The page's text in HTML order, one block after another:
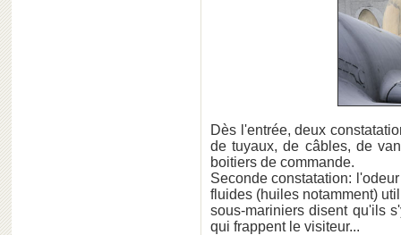
Dès l'entrée, deux
de tuyaux, de câbles, de
boitiers de commande.
Seconde constatation:
fluides (huiles notamment)
sous-mariniers disent qu'ils
qui frappent le visiteur...